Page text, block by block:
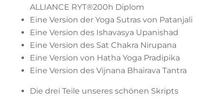
ALLIANCE RYT®200h Diplom
Eine Version der Yoga Sutras von Patanjali
Eine Version des Ishavasya Upanishad
Eine Version des Sat Chakra Nirupana
Eine Version von Hatha Yoga Pradipika
Eine Version des Vijnana Bhairava Tantra
Die drei Teile unseres schönen Skripts